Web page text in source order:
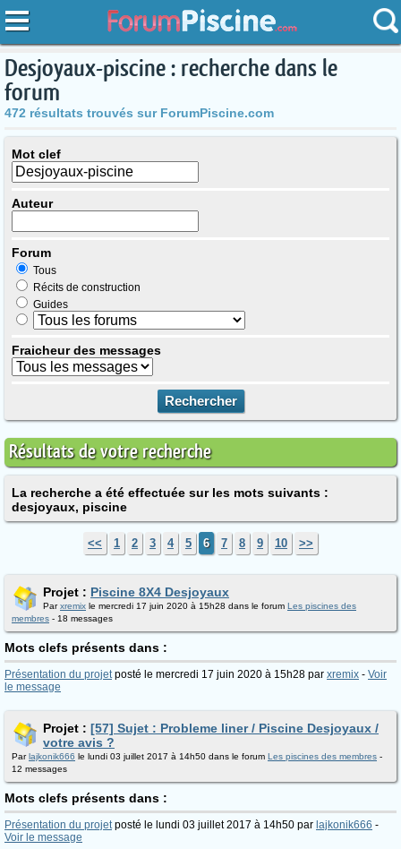
Desjoyaux-piscine : recherche dans le
forum
472 résultats trouvés sur ForumPiscine.com
Mot clef
Auteur
Forum
Tous
Récits de construction
Guides
Fraicheur des messages
Résultats de votre recherche
La recherche a été effectuée sur les mots suivants :
desjoyaux, piscine
<< 1 2 3 4 5 6 7 8 9 10 >>
Projet : Piscine 8X4 Desjoyaux
Parxremix le mercredi 17 juin 2020 à 15h28 dans le forum Les piscines des
membres - 18 messages
Mots clefs présents dans :
Présentation du projetposté le mercredi 17 juin 2020 à 15h28 par xremix - Voir
le message
Projet : [57] Sujet : Probleme liner / Piscine Desjoyaux /
votre avis ?
Parlajkonik666 le lundi 03 juillet 2017 à 14h50 dans le forum Les piscines des membres -
12 messages
Mots clefs présents dans :
Présentation du projetposté le lundi 03 juillet 2017 à 14h50 par lajkonik666 -
Voir le message